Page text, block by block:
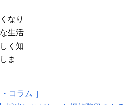
なり
生活
く知
ま
コラム ］